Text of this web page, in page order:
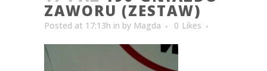
ZAWORU (ZESTAW)
Posted at 17:13h in by Magda 0 Likes